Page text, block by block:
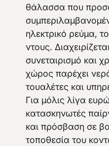
θάλασσα που
ηλεκτρικό ρεύμα,
ντους.
συνεταιρισμό και
χώρος παρέχει
τουαλέτες και
Για μόλις λίγα
κατασκηνωτές
και πρόσβαση σε
τοποθεσία του